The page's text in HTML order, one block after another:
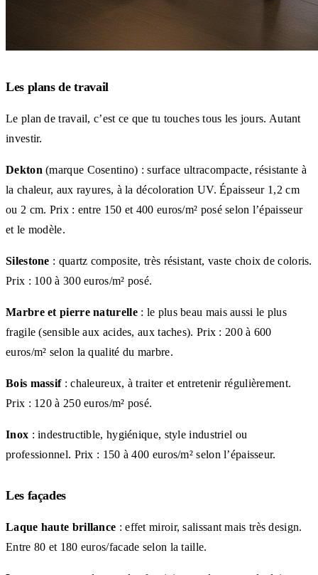
Les plans de travail
Le plan de travail, c’est ce que tu touches tous les jours. Autant
investir.
Dekton (marque Cosentino) : surface ultracompacte, résistante à
la chaleur, aux rayures, à la décoloration UV. Épaisseur 1,2 cm
ou 2 cm. Prix : entre 150 et 400 euros/m² posé selon l’épaisseur
et le modèle.
Silestone : quartz composite, très résistant, vaste choix de coloris.
Prix : 100 à 300 euros/m² posé.
Marbre et pierre naturelle: le plus beau mais aussi le plus
fragile (sensible aux acides, aux taches). Prix : 200 à 600
euros/m² selon la qualité du marbre.
Bois massif: chaleureux, à traiter et entretenir régulièrement.
Prix : 120 à 250 euros/m² posé.
Inox : indestructible, hygiénique, style industriel ou
professionnel. Prix : 150 à 400 euros/m² selon l’épaisseur.
Les façades
Laque haute brillance : effet miroir, salissant mais très design.
Entre 80 et 180 euros/facade selon la taille.